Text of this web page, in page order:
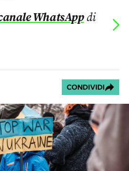
WhatsAppdi
CONDIVIDI